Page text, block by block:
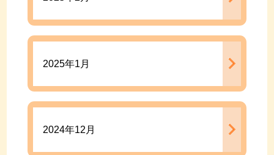
2025年1月
2024年12月